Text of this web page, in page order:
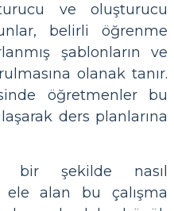
ve oluşturucu
belirli öğrenme
şablonların ve
olanak tanır.
öğretmenler bu
ders planlarına
bir şekilde nasıl
ele alan bu çalışma